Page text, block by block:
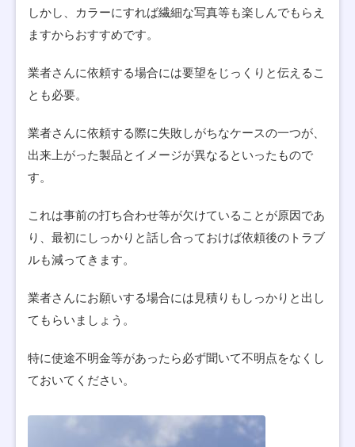
しかし、カラーにすれば繊細な写真等も楽しんでもらえ
ますからおすすめです。
業者さんに依頼する場合には要望をじっくりと伝えるこ
とも必要。
業者さんに依頼する際に失敗しがちなケースの一つが、
出来上がった製品とイメージが異なるといったもので
す。
これは事前の打ち合わせ等が欠けていることが原因であ
り、最初にしっかりと話し合っておけば依頼後のトラブ
ルも減ってきます。
業者さんにお願いする場合には見積りもしっかりと出し
てもらいましょう。
特に使途不明金等があったら必ず聞いて不明点をなくし
ておいてください。